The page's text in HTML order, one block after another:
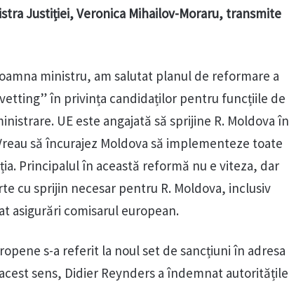
Justiției, Veronica Mihailov-Moraru, transmite
ministru, am salutat planul de reformare a
în privința candidaților pentru funcțiile de
UE este angajată să sprijine R. Moldova în
să încurajez Moldova să implementeze toate
Principalul în această reformă nu e viteza, dar
cu sprijin necesar pentru R. Moldova, inclusiv
asigurări comisarul european.
s-a referit la noul set de sancțiuni în adresa
sens, Didier Reynders a îndemnat autoritățile